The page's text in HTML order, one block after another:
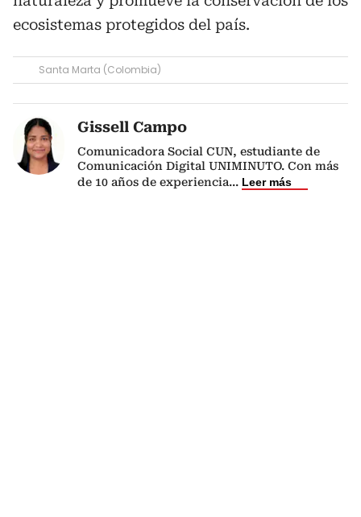
ecosistemas protegidos del país.
Santa Marta (Colombia)
Gissell Campo
Comunicadora Social CUN, estudiante de
Comunicación Digital UNIMINUTO. Con más
de 10 años de experiencia... Leer más